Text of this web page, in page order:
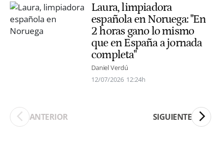
Laura, limpiadora
española en Noruega: "En
2 horas gano lo mismo
que en España a jornada
completa"
Daniel Verdú
12/07/2026 12:24h
ANTERIOR SIGUIENTE